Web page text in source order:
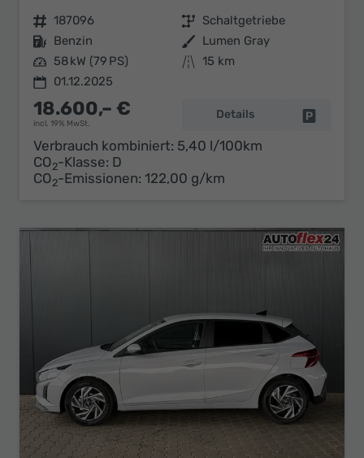
Fahrzeugnr. 187096 Getriebe Schaltgetriebe
Kraftstoff Benzin Außenfarbe Lumen Gray
Leistung 58 kW (79 PS) Kilometerstand 15 km
01.12.2025
18.600,– €
incl. 19% MwSt.
Details
Verbrauch kombiniert: 5,40 l/100km
CO2-Klasse: D
CO2-Emissionen: 122,00 g/km